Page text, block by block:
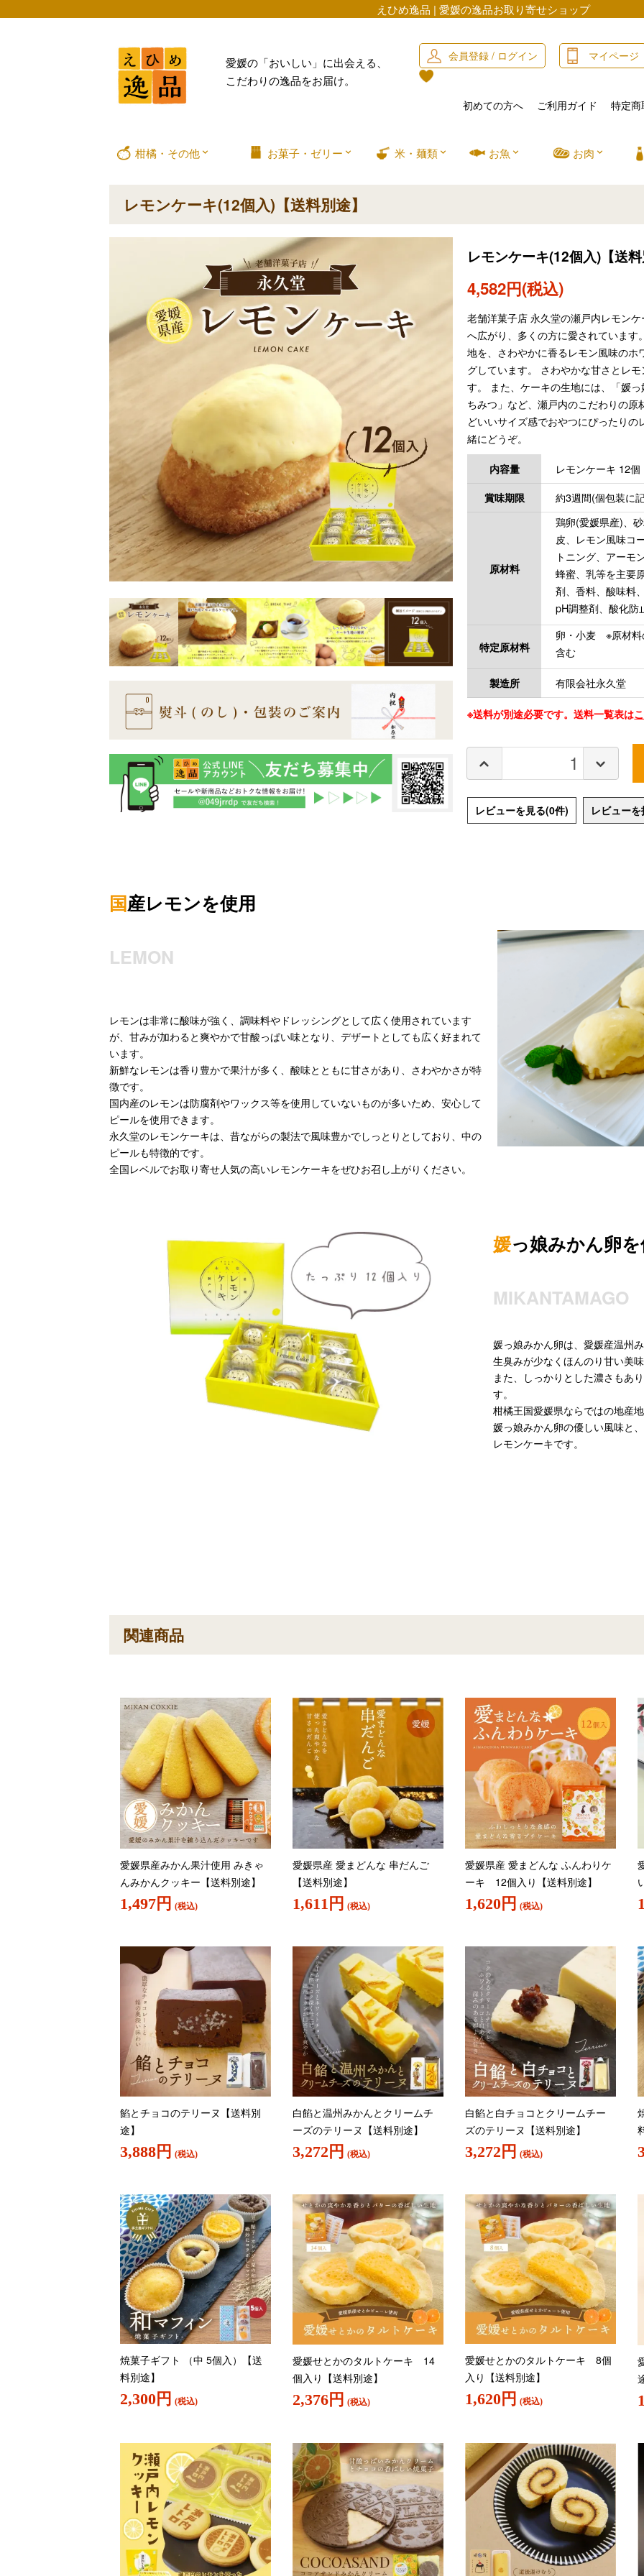
えひめ逸品 | 愛媛の逸品お取り寄せショップ
愛媛の「おいしい」に出会える、
こだわりの逸品をお届け。
会員登録 / ログイン マイページ
初めての方へ ご利用ガイド 特定商
柑橘・その他 お菓子・ゼリー 米・麺類 お魚 お肉
レモンケーキ(12個入)【送料別途】
レモンケーキ(12個入)【送
4,582円(税込)
老舗洋菓子店 永久堂の瀬戸内レモン
へ広がり、多くの方に愛されています
地を、さわやかに香るレモン風味の
グしています。
さわやかな甘さとレ
す。
また、ケーキの生地には、「媛
ちみつ」など、瀬戸内のこだわりの
どいいサイズ感でおやつにぴったり
緒にどうぞ。
内容量 レモンケーキ 12個
賞味期限 約3週間(個包装に
原材料
鶏卵(愛媛県産)、
皮、レモン風味コ
トニング、アーモ
蜂蜜、乳等を主要
剤、香料、酸味料
pH調整剤、酸化防
特定原材料
卵・小麦 ※原材料
含む
製造所 有限会社永久堂
※送料が別途必要です。送料一覧表は
レビューを見る(0件) レビュー
国産レモンを使用
LEMON
レモンは非常に酸味が強く、調味料やドレッシングとして広く使用されています
が、甘みが加わると爽やかで甘酸っぱい味となり、デザートとしても広く好まれて
います。
新鮮なレモンは香り豊かで果汁が多く、酸味とともに甘さがあり、さわやかさが特
徴です。
国内産のレモンは防腐剤やワックス等を使用していないものが多いため、安心して
ピールを使用できます。
永久堂のレモンケーキは、昔ながらの製法で風味豊かでしっとりとしており、中の
ピールも特徴的です。
全国レベルでお取り寄せ人気の高いレモンケーキをぜひお召し上がりください。
媛っ娘みかん卵
MIKANTAMAGO
媛っ娘みかん卵は、愛媛産温州
生臭みが少なくほんのり甘い美
また、しっかりとした濃さもあ
す。
柑橘王国愛媛県ならではの地産
媛っ娘みかん卵の優しい風味と
レモンケーキです。
関連商品
愛媛県産みかん果汁使用 みきゃ
んみかんクッキー【送料別途】
1,497円 (税込)
愛媛県産 愛まどんな 串だんご
【送料別途】
1,611円 (税込)
愛媛県産 愛まどんな ふんわりケ
ーキ 12個入り【送料別途】
1,620円 (税込)
餡とチョコのテリーヌ【送料別
途】
3,888円 (税込)
白餡と温州みかんとクリームチ
ーズのテリーヌ【送料別途】
3,272円 (税込)
白餡と白チョコとクリームチー
ズのテリーヌ【送料別途】
3,272円 (税込)
焼菓子ギフト （中 5個入）【送
料別途】
2,300円 (税込)
愛媛せとかのタルトケーキ 14
個入り【送料別途】
2,376円 (税込)
愛媛せとかのタルトケーキ 8個
入り【送料別途】
1,620円 (税込)